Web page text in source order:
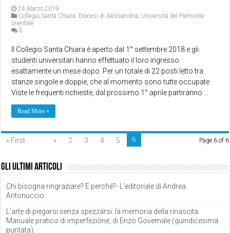
24 Marzo 2019
Collegio Santa Chiara, Diocesi di Alessandria, Università del Piemonte
orientale
0
Il Collegio Santa Chiara è aperto dal 1° settembre 2018 e gli
studenti universitari hanno effettuato il loro ingresso
esattamente un mese dopo. Per un totale di 22 posti letto tra
stanze singole e doppie, che al momento sono tutte occupate.
Viste le frequenti richieste, dal prossimo 1° aprile partiranno …
Read More »
Page 6 of 6
« First « 2 3 4 5 6
Gli ultimi articoli
Chi bisogna ringraziare? E perché?- L’editoriale di Andrea
Antonuccio
L’arte di piegarsi senza spezzarsi: la memoria della rinascita.
Manuale pratico di imperfezione, di Enzo Governale (quindicesima
puntata)